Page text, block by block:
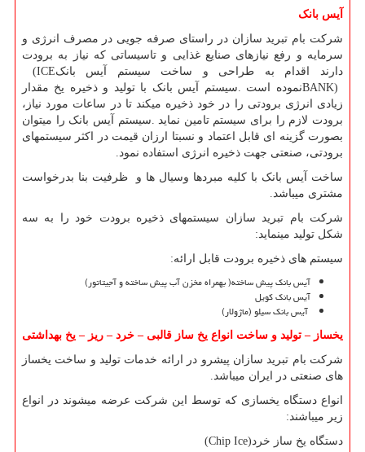
آیس بانک
شرکت بام تبرید سازان در راستای صرفه جویی در مصرف انرژی و
سرمایه و رفع نیازهای صنایع غذایی و تاسیساتی که نیاز به برودت
دارند اقدام به طراحی و ساخت سیستم آیس بانک(ICE
BANK)نموده است .سیستم آیس بانک با تولید و ذخیره یخ مقدار
زیادی انرژی برودتی را در خود ذخیره میکند تا در ساعات مورد نیاز،
برودت لازم را برای سیستم تامین نماید.سیستم آیس بانک را میتوان
بصورت گزینه ای قابل اعتماد و نسبتا ارزان قیمت در اکثر سیستمهای
برودتی، صنعتی جهت ذخیره انرژی استفاده نمود.
ساخت آیس بانک با کلیه مبردها وسیال ها و ظرفیت بنا بدرخواست
مشتری میباشد.
شرکت بام تبرید سازان سیستمهای ذخیره برودت خود را به سه
شکل تولید مینماید:
سیستم های ذخیره برودت قابل ارائه:
آیس بانک پیش ساخته)بهمراه مخزن آب پیش ساخته و آجیتاتور(
آیس بانک کویل
آیس بانک سیلو (ماژولار(
یخساز – تولید و ساخت انواع یخ ساز قالبی – خرد – ریز – یخ بهداشتی
شرکت بام تبرید سازان پیشرو در ارائه خدمات تولید و ساخت یخساز
های صنعتی در ایران میباشد.
انواع دستگاه یخسازی که توسط این شرکت عرضه میشوند در انواع
زیر میباشند:
دستگاه یخ ساز خرد(Chip Ice)